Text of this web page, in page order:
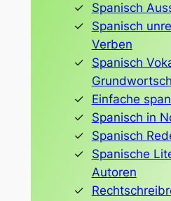
Spanisch
Spanisch
Verben
Spanisch
Einfache
Spanisch in
Spanisch
Spanische
Autoren